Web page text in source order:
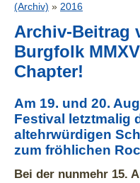
(Archiv) » 2016
Archiv-Beitrag
Burgfolk
Chapter!
Am 19. und 20.
Festival letztmalig
altehrwürdigen
zum fröhlichen
Bei der nunmehr 15.